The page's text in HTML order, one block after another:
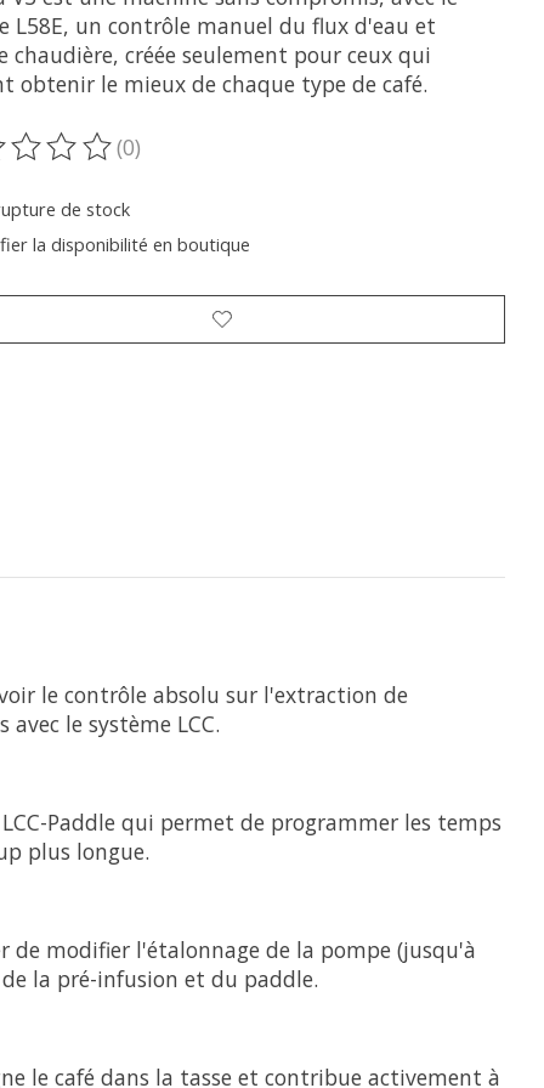
L58E, un contrôle manuel du flux d'eau et
chaudière, créée seulement pour ceux qui
obtenir le mieux de chaque type de café.
est évalué à
(0)
de stock
la disponibilité en boutique
le contrôle absolu sur l'extraction de
le système LCC.
Paddle qui permet de programmer les temps
plus longue.
de modifier l'étalonnage de la pompe (jusqu'à
la pré-infusion et du paddle.
le café dans la tasse et contribue activement à